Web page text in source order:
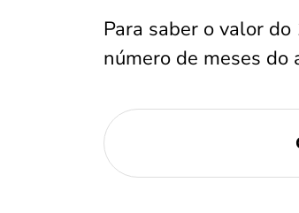
Para saber o valor
número de meses do